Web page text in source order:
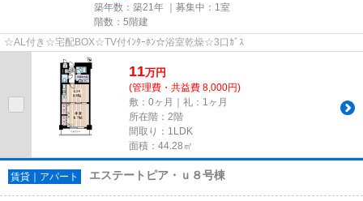
築年数：築21年 ｜募集中： 1室
階数：5階建
☆AL付き☆宅配BOX☆TV付ｲﾝﾀｰﾎﾝ☆浴室乾燥☆3口ｶﾞｽ
11万円
(管理費・共益費 8,000円)
敷：0ヶ月｜礼：1ヶ月
所在階：2階
間取り：1LDK
面積：44.28㎡
賃貸｜アパート エステートピア・ｕ８号棟